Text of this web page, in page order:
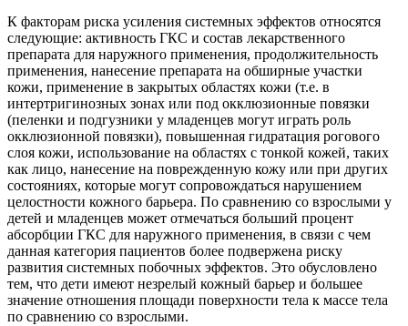
К факторам риска усиления системных эффектов относятся
следующие: активность ГКС и состав лекарственного
препарата для наружного применения, продолжительность
применения, нанесение препарата на обширные участки
кожи, применение в закрытых областях кожи (т.е. в
интертригинозных зонах или под окклюзионные повязки
(пеленки и подгузники у младенцев могут играть роль
окклюзионной повязки), повышенная гидратация рогового
слоя кожи, использование на областях с тонкой кожей, таких
как лицо, нанесение на поврежденную кожу или при других
состояниях, которые могут сопровождаться нарушением
целостности кожного барьера. По сравнению со взрослыми у
детей и младенцев может отмечаться больший процент
абсорбции ГКС для наружного применения, в связи с чем
данная категория пациентов более подвержена риску
развития системных побочных эффектов. Это обусловлено
тем, что дети имеют незрелый кожный барьер и большее
значение отношения площади поверхности тела к массе тела
по сравнению со взрослыми.